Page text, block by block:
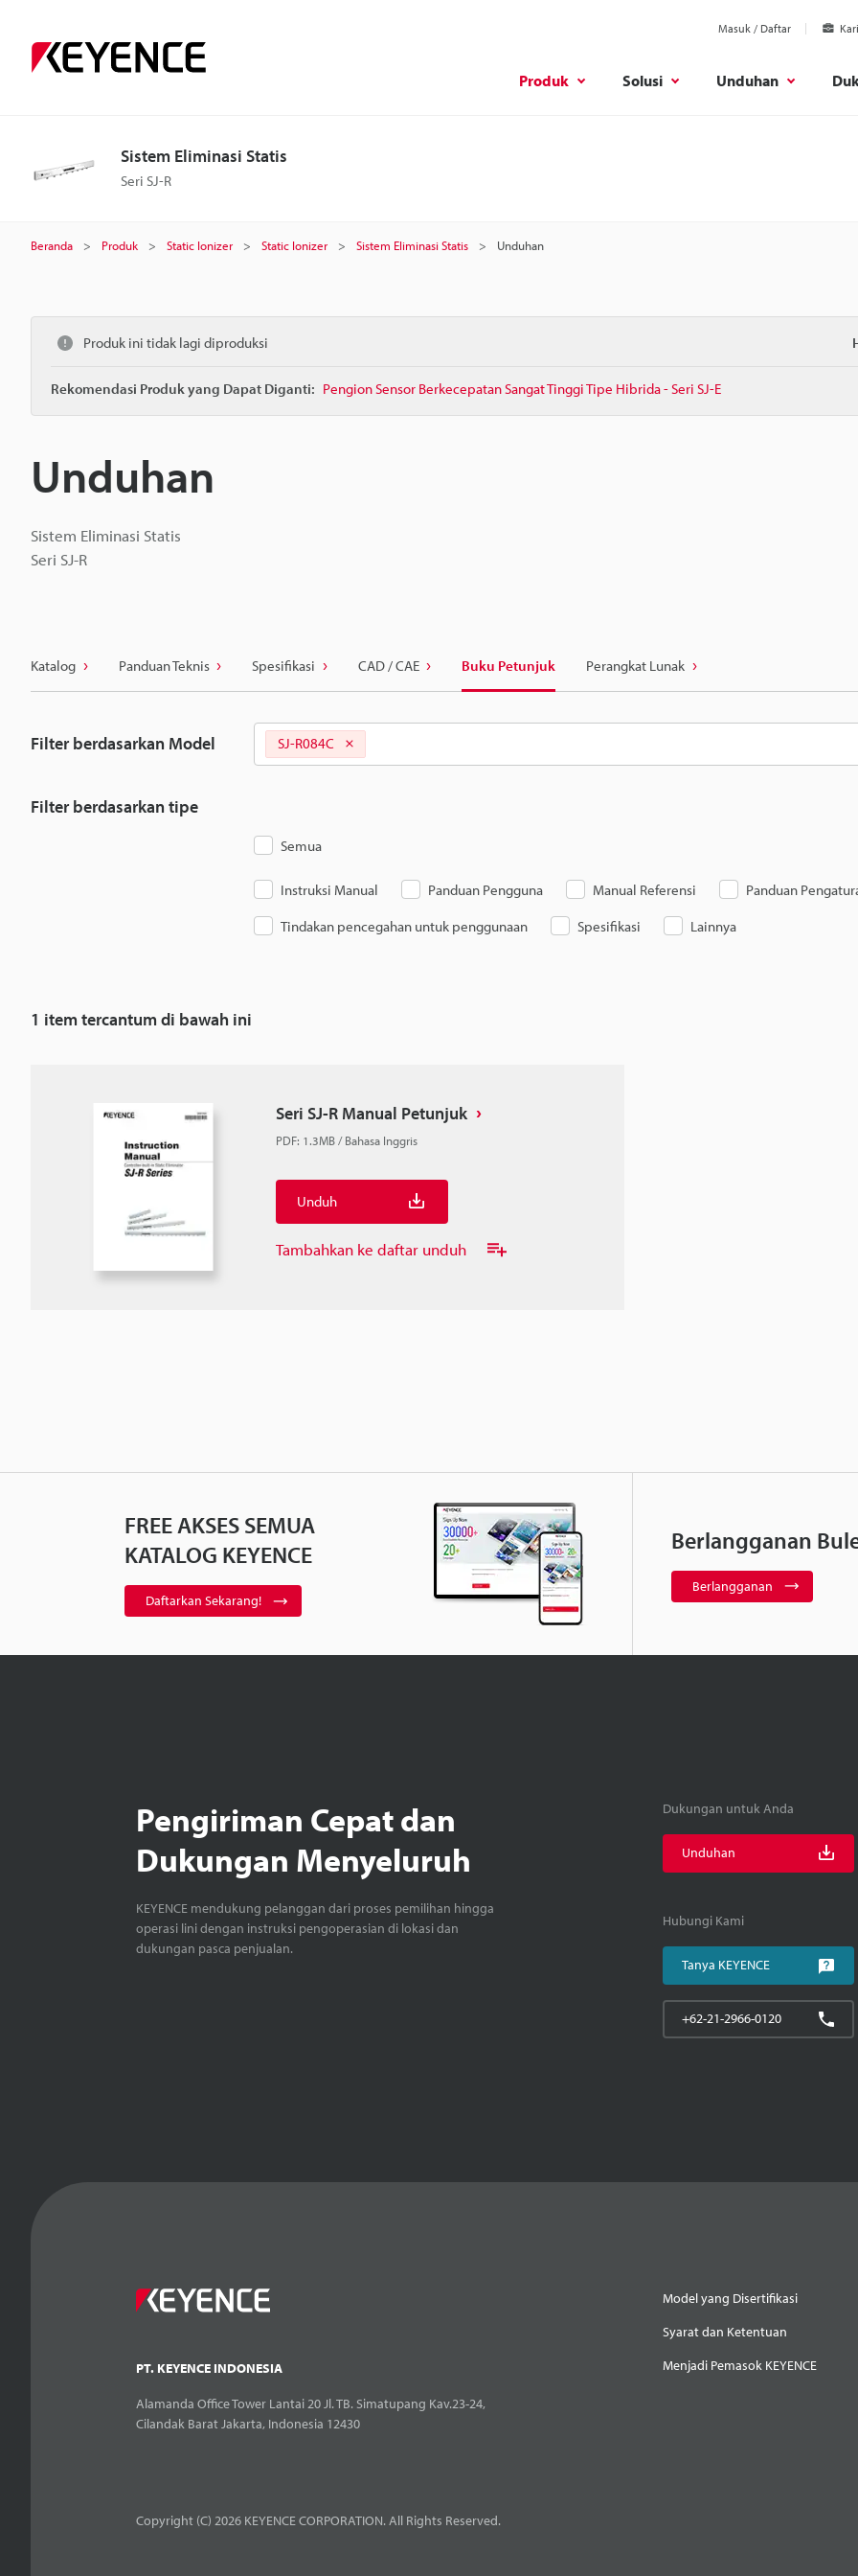
Masuk / Daftar
Produk Solusi Unduhan
Sistem Eliminasi Statis
Seri SJ-R
Beranda Produk Static Ionizer Static Ionizer Sistem Eliminasi Statis Unduhan
Produk ini tidak lagi diproduksi
Rekomendasi Produk yang Dapat Diganti: Pengion Sensor Berkecepatan Sangat Tinggi Tipe Hibrida - Seri SJ-E
Unduhan
Sistem Eliminasi Statis
Seri SJ-R
Katalog Panduan Teknis Spesifikasi CAD / CAE Buku Petunjuk Perangkat Lunak
Filter berdasarkan Model SJ-R084C
Filter berdasarkan tipe
Semua
Instruksi Manual Panduan Pengguna Manual Referensi
Panduan
Tindakan pencegahan untuk penggunaan
Spesifikasi Lainnya
1 item tercantum di bawah ini
Seri SJ-R Manual Petunjuk
PDF: 1.3MB/Bahasa Inggris
Unduh
Tambahkan ke daftar unduh
FREE AKSES SEMUA
KATALOG KEYENCE
Daftarkan Sekarang!
Berlangganan
Berlangganan
Pengiriman Cepat dan
Dukungan Menyeluruh
KEYENCE mendukung pelanggan dari proses pemilihan hingga
operasi lini dengan instruksi pengoperasian di lokasi dan
dukungan pasca penjualan.
Dukungan untuk Anda
Unduhan
Hubungi Kami
Tanya KEYENCE
+62-21-2966-0120
PT. KEYENCE INDONESIA
Alamanda Office Tower Lantai 20 Jl. TB. Simatupang Kav.23-24,
Cilandak Barat Jakarta, Indonesia 12430
Model yang Disertifikasi
Syarat dan Ketentuan
Menjadi Pemasok KEYENCE
Copyright (C) 2026 KEYENCE CORPORATION. All Rights Reserved.